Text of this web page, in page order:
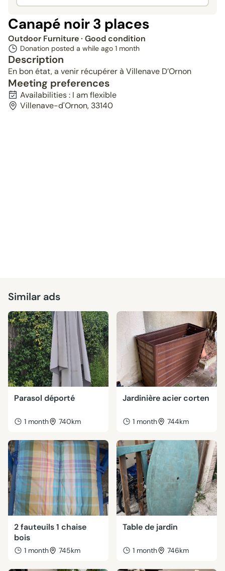
Canapé noir 3 places
Outdoor Furniture· Good condition
Donation posted a while ago 1 month
Description
En bon état, a venir récupérer à Villenave D’Ornon
Meeting preferences
Availabilities : I am flexible
Villenave-d'Ornon, 33140
Similar ads
Parasol déporté
1 month 740km
Jardinière acier corten
1 month 744km
2 fauteuils 1 chaise
bois
1 month 745km
Table de jardin
1 month 746km